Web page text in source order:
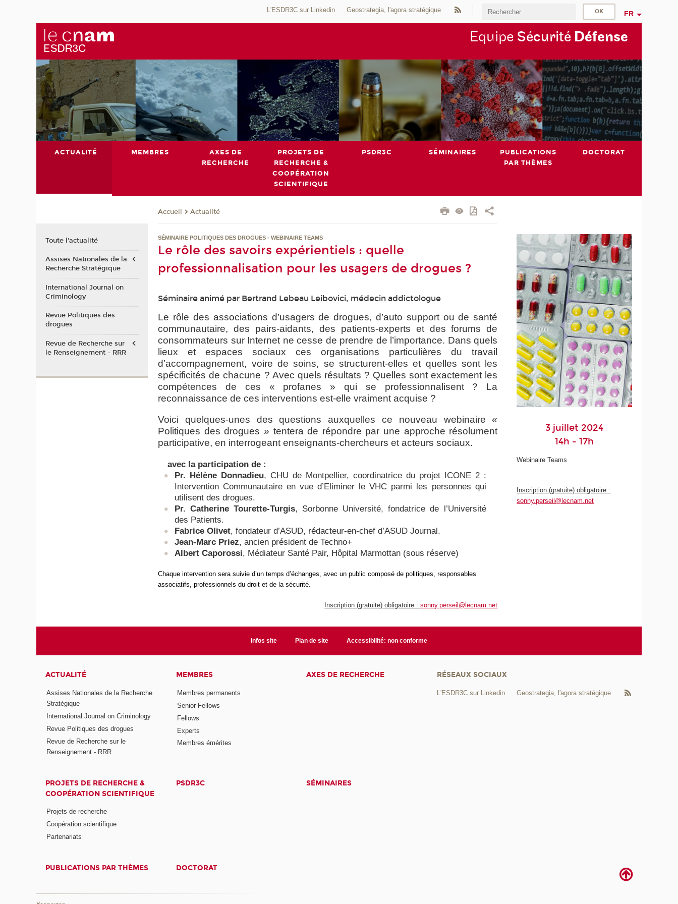
L'ESDR3C sur Linkedin Geostrategia, l'agora stratégique FR
Equipe Sécurité Défense
ACTUALITÉ MEMBRES
AXES DE
RECHERCHE
PROJETS DE
RECHERCHE &
COOPÉRATION
SCIENTIFIQUE
PSDR3C SÉMINAIRES
PUBLICATIONS
PAR THÈMES
DOCTORAT
Accueil Actualité
SÉMINAIRE POLITIQUES DES DROGUES - WEBINAIRE TEAMS
Le rôle des savoirs expérientiels : quelle
professionnalisation pour les usagers de drogues ?
Séminaire animé par Bertrand Lebeau Leibovici, médecin addictologue
Le rôle des associations d’usagers de drogues, d’auto support ou de santé
communautaire, des pairs-aidants, des patients-experts et des forums de
consommateurs sur Internet ne cesse de prendre de l’importance. Dans quels
lieux et espaces sociaux ces organisations particulières du travail
d’accompagnement, voire de soins, se structurent-elles et quelles sont les
spécificités de chacune ? Avec quels résultats ? Quelles sont exactement les
compétences de ces « profanes » qui se professionnalisent ? La
reconnaissance de ces interventions est-elle vraiment acquise ?
Voici quelques-unes des questions auxquelles ce nouveau webinaire «
Politiques des drogues » tentera de répondre par une approche résolument
participative, en interrogeant enseignants-chercheurs et acteurs sociaux.
avec la participation de :
Pr. Hélène Donnadieu, CHU de Montpellier, coordinatrice du projet ICONE 2 :
Intervention Communautaire en vue d’Eliminer le VHC parmi les personnes qui
utilisent des drogues.
Pr. Catherine Tourette-Turgis, Sorbonne Université, fondatrice de l’Université
des Patients.
Fabrice Olivet, fondateur d’ASUD, rédacteur-en-chef d’ASUD Journal.
Jean-Marc Priez, ancien président de Techno+
Albert Caporossi, Médiateur Santé Pair, Hôpital Marmottan (sous réserve)
Chaque intervention sera suivie d’un temps d’échanges, avec un public composé de politiques, responsables
associatifs, professionnels du droit et de la sécurité.
Inscription (gratuite) obligatoire :sonny.perseil@lecnam.net
3 juillet 2024
14h - 17h
Webinaire Teams
Inscription (gratuite) obligatoire :
sonny.perseil@lecnam.net
Toute l'actualité
Assises Nationales de la
Recherche Stratégique
International Journal on
Criminology
Revue Politiques des
drogues
Revue de Recherche sur
le Renseignement - RRR
Infos site Plan de site Accessibilité: non conforme
ACTUALITÉ
Assises Nationales de la Recherche
Stratégique
International Journal on Criminology
Revue Politiques des drogues
Revue de Recherche sur le
Renseignement - RRR
MEMBRES
Membres permanents
Senior Fellows
Fellows
Experts
Membres émérites
AXES DE RECHERCHE
PROJETS DE RECHERCHE &
COOPÉRATION SCIENTIFIQUE
Projets de recherche
Coopération scientifique
Partenariats
PSDR3C SÉMINAIRES
PUBLICATIONS PAR THÈMES DOCTORAT
RÉSEAUX SOCIAUX
L'ESDR3C sur Linkedin Geostrategia, l'agora stratégique